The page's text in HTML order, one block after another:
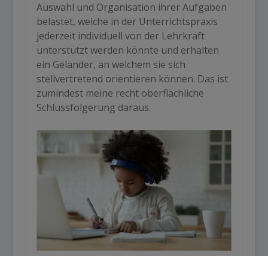
Auswahl und Organisation ihrer Aufgaben
belastet, welche in der Unterrichtspraxis
jederzeit individuell von der Lehrkraft
unterstützt werden könnte und erhalten
ein Geländer, an welchem sie sich
stellvertretend orientieren können. Das ist
zumindest meine recht oberflächliche
Schlussfolgerung daraus.